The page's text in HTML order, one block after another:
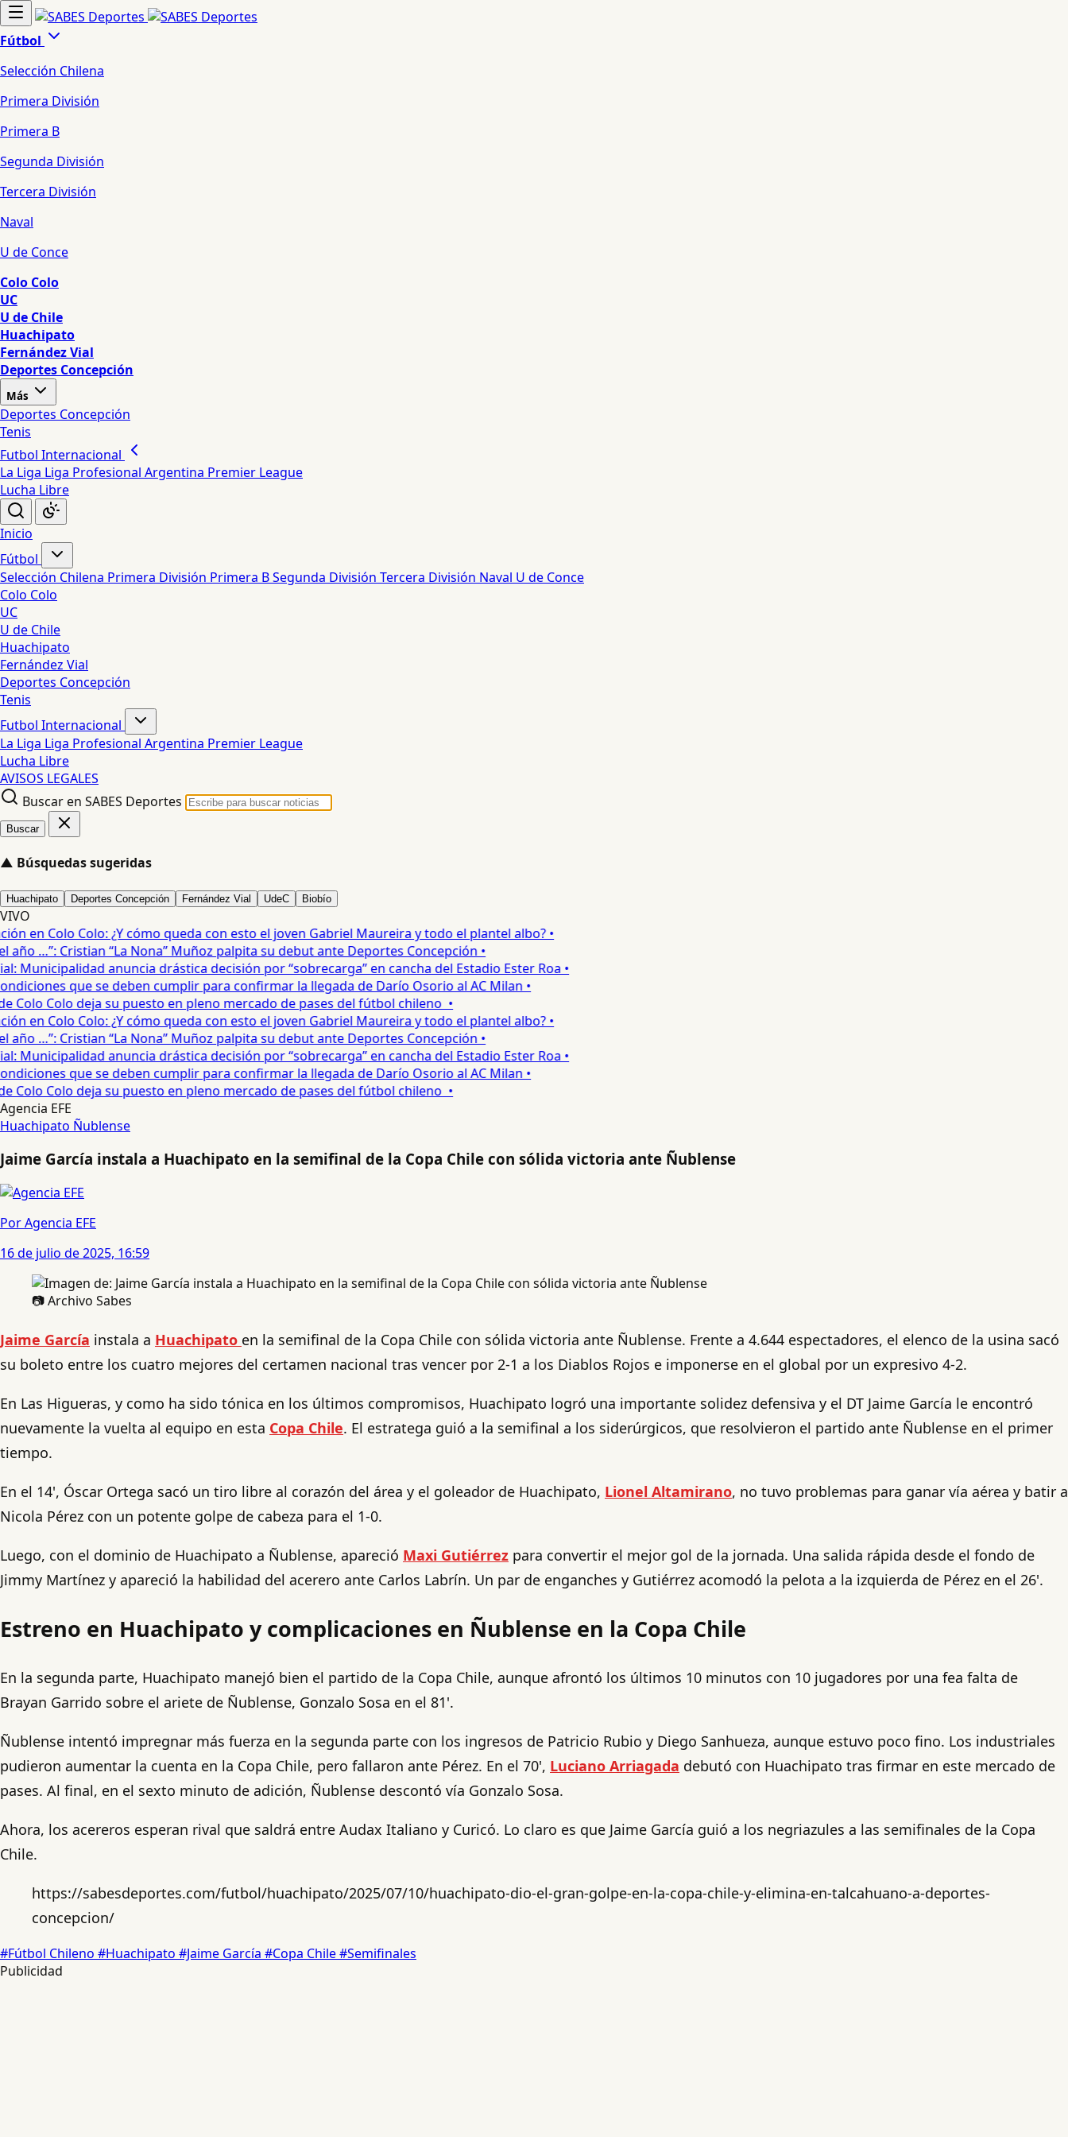
Fútbol
Selección Chilena
Primera División
Primera B
Segunda División
Tercera División
Naval
U de Conce
Colo Colo
UC
U de Chile
Huachipato
Fernández Vial
Deportes Concepción
Más
Deportes Concepción
Tenis
Futbol Internacional
La Liga Liga Profesional Argentina Premier League
Lucha Libre
Inicio
Fútbol
Selección Chilena Primera División Primera BSegunda División Tercera División Naval U de Conce
Colo Colo
UC
U de Chile
Huachipato
Fernández Vial
Deportes Concepción
Tenis
Futbol Internacional
La Liga Liga Profesional Argentina Premier League
Lucha Libre
AVISOS LEGALES
Buscar en SABES Deportes
Buscar
▲ Búsquedas sugeridas
Huachipato Deportes Concepción Fernández Vial UdeC Biobío
VIVO
en Colo Colo: ¿Y cómo queda con esto el joven Gabriel Maureira y todo el plantel albo? •
…”: Cristian “La Nona” Muñoz palpita su debut ante Deportes Concepción •
Municipalidad anuncia drástica decisión por “sobrecarga” en cancha del Estadio Ester Roa •
que se deben cumplir para confirmar la llegada de Darío Osorio al AC Milan •
Colo deja su puesto en pleno mercado de pases del fútbol chileno •
en Colo Colo: ¿Y cómo queda con esto el joven Gabriel Maureira y todo el plantel albo? •
…”: Cristian “La Nona” Muñoz palpita su debut ante Deportes Concepción •
Municipalidad anuncia drástica decisión por “sobrecarga” en cancha del Estadio Ester Roa •
que se deben cumplir para confirmar la llegada de Darío Osorio al AC Milan •
Colo deja su puesto en pleno mercado de pases del fútbol chileno •
Agencia EFE
Huachipato Ñublense
Jaime García instala a Huachipato en la semifinal de la Copa Chile con sólida victoria ante Ñublense
Por Agencia EFE
16 de julio de 2025, 16:59
📷 Archivo Sabes
Jaime García instala a Huachipato en la semifinal de la Copa Chile con sólida victoria ante Ñublense. Frente a 4.644 espectadores, el elenco de la usina sacó
su boleto entre los cuatro mejores del certamen nacional tras vencer por 2-1 a los Diablos Rojos e imponerse en el global por un expresivo 4-2.
En Las Higueras, y como ha sido tónica en los últimos compromisos, Huachipato logró una importante solidez defensiva y el DT Jaime García le encontró
nuevamente la vuelta al equipo en esta Copa Chile. El estratega guió a la semifinal a los siderúrgicos, que resolvieron el partido ante Ñublense en el primer
tiempo.
En el 14', Óscar Ortega sacó un tiro libre al corazón del área y el goleador de Huachipato, Lionel Altamirano, no tuvo problemas para ganar vía aérea y batir a
Nicola Pérez con un potente golpe de cabeza para el 1-0.
Luego, con el dominio de Huachipato a Ñublense, apareció Maxi Gutiérrez para convertir el mejor gol de la jornada. Una salida rápida desde el fondo de
Jimmy Martínez y apareció la habilidad del acerero ante Carlos Labrín. Un par de enganches y Gutiérrez acomodó la pelota a la izquierda de Pérez en el 26'.
Estreno en Huachipato y complicaciones en Ñublense en la Copa Chile
En la segunda parte, Huachipato manejó bien el partido de la Copa Chile, aunque afrontó los últimos 10 minutos con 10 jugadores por una fea falta de
Brayan Garrido sobre el ariete de Ñublense, Gonzalo Sosa en el 81'.
Ñublense intentó impregnar más fuerza en la segunda parte con los ingresos de Patricio Rubio y Diego Sanhueza, aunque estuvo poco fino. Los industriales
pudieron aumentar la cuenta en la Copa Chile, pero fallaron ante Pérez. En el 70', Luciano Arriagada debutó con Huachipato tras firmar en este mercado de
pases. Al final, en el sexto minuto de adición, Ñublense descontó vía Gonzalo Sosa.
Ahora, los acereros esperan rival que saldrá entre Audax Italiano y Curicó. Lo claro es que Jaime García guió a los negriazules a las semifinales de la Copa
Chile.
https://sabesdeportes.com/futbol/huachipato/2025/07/10/huachipato-dio-el-gran-golpe-en-la-copa-chile-y-elimina-en-talcahuano-a-deportes-
concepcion/
#Fútbol Chileno #Huachipato #Jaime García #Copa Chile#Semifinales
Publicidad